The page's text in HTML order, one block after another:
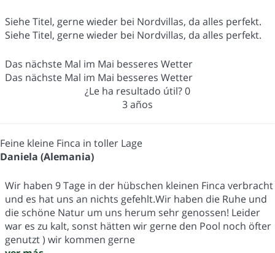
Siehe Titel, gerne wieder bei Nordvillas, da alles perfekt.
Siehe Titel, gerne wieder bei Nordvillas, da alles perfekt.
Das nächste Mal im Mai besseres Wetter
Das nächste Mal im Mai besseres Wetter
¿Le ha resultado útil?0
3 años
Feine kleine Finca in toller Lage
Daniela (Alemania)
Wir haben 9 Tage in der hübschen kleinen Finca verbracht
und es hat uns an nichts gefehlt.Wir haben die Ruhe und
die schöne Natur um uns herum sehr genossen! Leider
war es zu kalt, sonst hätten wir gerne den Pool noch öfter
genutzt ) wir kommen gerne